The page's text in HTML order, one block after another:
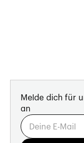
Melde dich für
an